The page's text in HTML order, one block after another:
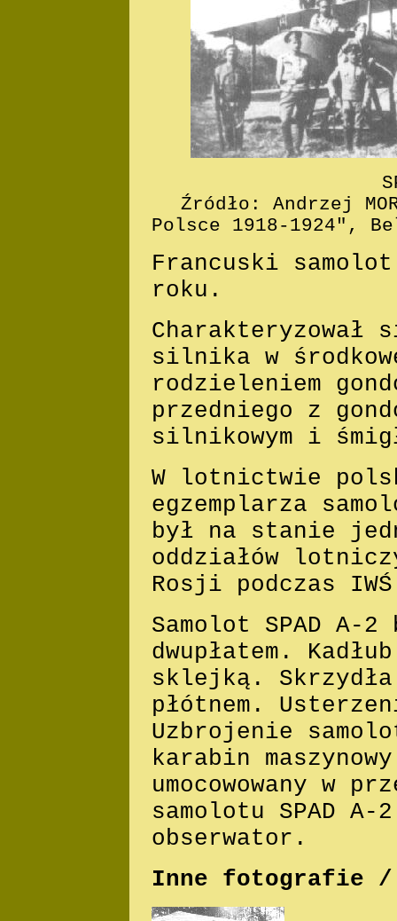
Źródło: Andrzej
Polsce 1918-1924",
Francuski
roku.
Charakteryzował
silnika w
rodzieleniem
przedniego z
silnikowym i
W lotnictwie
egzemplarza
był na stanie
oddziałów
Rosji podczas
Samolot SPAD A-
dwupłatem.
sklejką.
płótnem.
Uzbrojenie
karabin
umocowowany w
samolotu SPAD
obserwator.
Inne fotografie